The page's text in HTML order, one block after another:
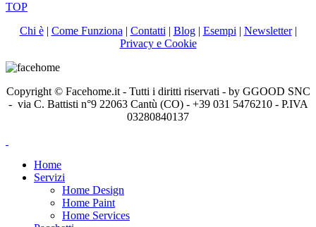
TOP
Chi è| Come Funziona | Contatti | Blog| Esempi | Newsletter|
Privacy e Cookie
Copyright © Facehome.it - Tutti i diritti riservati - by GGOOD SNC
- via C. Battisti n°9 22063 Cantù (CO) - +39 031 5476210 - P.IVA
03280840137
Home
Servizi
Home Design
Home Paint
Home Services